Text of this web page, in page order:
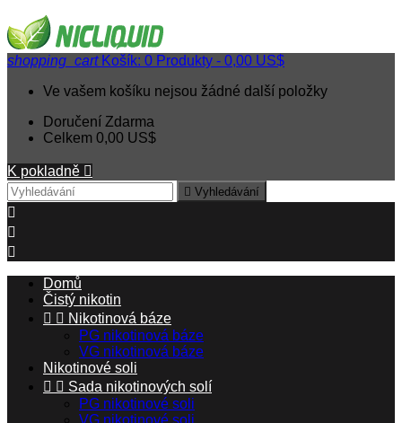
shopping_cart Košík: 0 Produkty - 0,00 US$
Ve vašem košíku nejsou žádné další položky
Doručení Zdarma
Celkem 0,00 US$
K pokladně 
 Vyhledávání



Domů
Čistý nikotin
  Nikotinová báze
PG nikotinová báze
VG nikotinová báze
Nikotinové soli
  Sada nikotinových solí
PG nikotinové soli
VG nikotinové soli